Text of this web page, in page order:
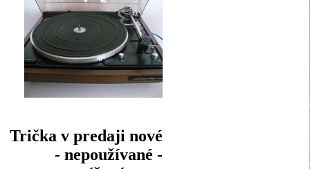
Trička v predaji nové
- nepoužívané -